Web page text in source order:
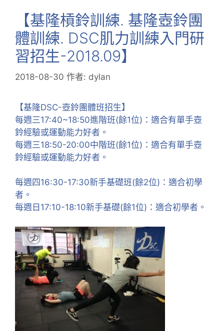
【基隆槓鈴訓練. 基隆壺鈴團
體訓練. DSC肌力訓練入門研
習招生-2018.09】
2018-08-30 作者: dylan
【基隆DSC-壺鈴團體班招生】
每週三17:40~18:50進階班(餘1位)：適合有單手壺
鈴經驗或運動能力好者。
每週三18:50-20:00中階班(餘1位)：適合有單手壺
鈴經驗或運動能力好者。
每週四16:30-17:30新手基礎班(餘2位)：適合初學
者。
每週日17:10-18:10新手基礎(餘1位)：適合初學者。